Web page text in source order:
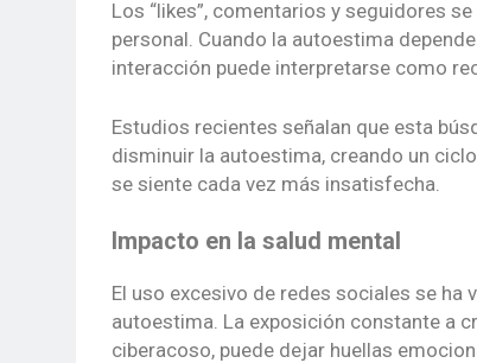
Los “likes”, comentarios y seguidores
personal. Cuando la autoestima
interacción puede interpretarse como
Estudios recientes señalan que esta
disminuir la autoestima, creando un
se siente cada vez más insatisfecha.
Impacto en la salud mental
El uso excesivo de redes sociales se
autoestima. La exposición constante a
ciberacoso, puede dejar huellas